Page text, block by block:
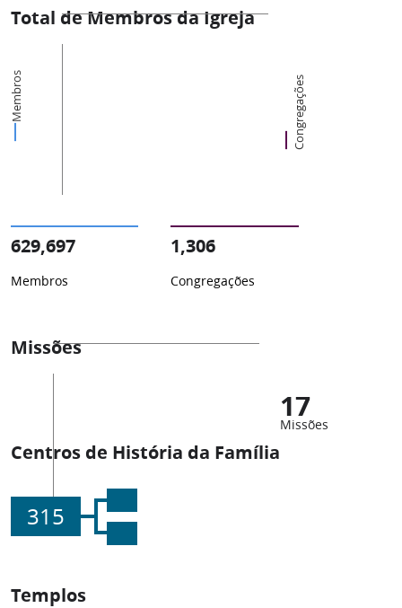
Total de Membros da Igreja
Membros Congregações
629,697
Membros
1,306
Congregações
Missões
17
Missões
Centros de História da Família
315
Templos